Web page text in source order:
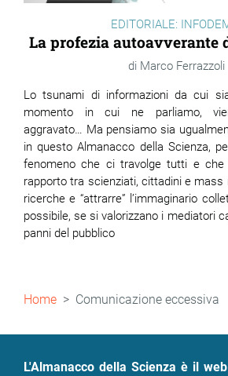
EDITORIALE:
La profezia autoavverante
Marco Ferrazzoli
Lo tsunami di informazioni da cui
momento in cui ne parliamo,
aggravato… Ma pensiamo sia
in questo Almanacco della Scienza,
fenomeno che ci travolge tutti e che
rapporto tra scienziati, cittadini e mass
ricerche e “attrarre” l’immaginario
possibile, se si valorizzano i mediatori
panni del pubblico
Briciole
Home Comunicazione eccessiva
L'Almanacco della Scienza è il